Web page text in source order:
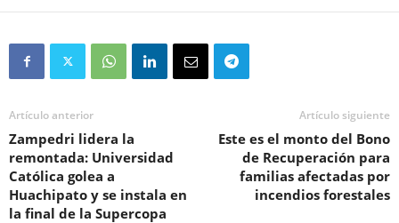
Artículo anterior
Zampedri lidera la
remontada: Universidad
Católica golea a
Huachipato y se instala en
la final de la Supercopa
Artículo siguiente
Este es el monto del Bono
de Recuperación para
familias afectadas por
incendios forestales